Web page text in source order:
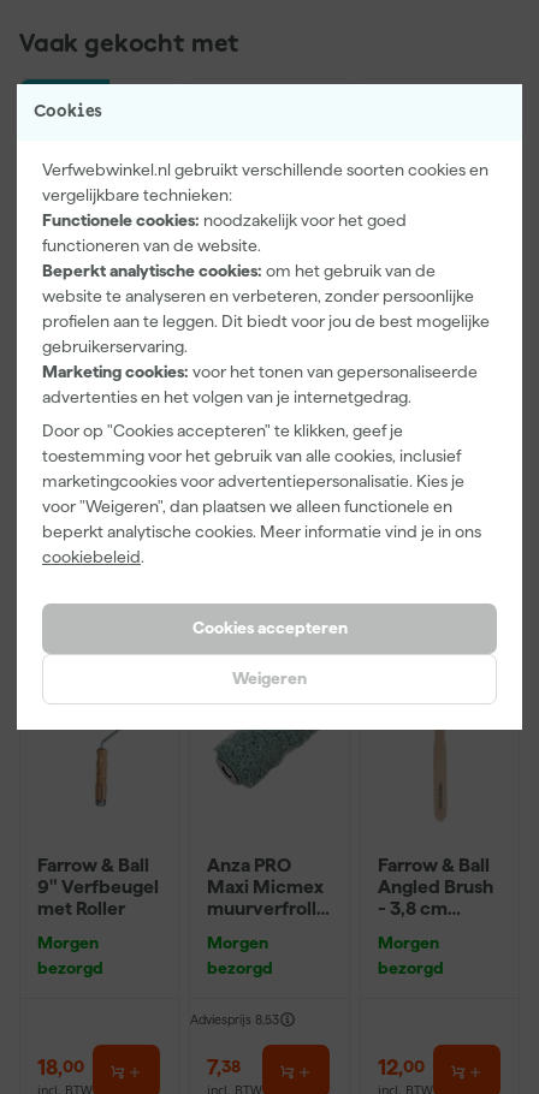
Cookies
Verfwebwinkel.nl gebruikt verschillende soorten cookies en
vergelijkbare technieken:
Functionele cookies: noodzakelijk voor het goed
functioneren van de website.
Beperkt analytische cookies: om het gebruik van de
website te analyseren en verbeteren, zonder persoonlijke
profielen aan te leggen. Dit biedt voor jou de best mogelijke
gebruikerservaring.
Marketing cookies: voor het tonen van gepersonaliseerde
advertenties en het volgen van je internetgedrag.
Door op "Cookies accepteren" te klikken, geef je
toestemming voor het gebruik van alle cookies, inclusief
marketingcookies voor advertentiepersonalisatie. Kies je
voor "Weigeren", dan plaatsen we alleen functionele en
beperkt analytische cookies. Meer informatie vind je in ons
cookiebeleid.
Cookies accepteren
Weigeren
& Ball Muurverf lime wash is jouw go-to voor een opvallend en
duurzaam resultaat.
Vaak gekocht met
Kip Tape
3308-24
Washi Tec
Schilderstape
Gold - 24mm
x 50m
bezorgd
6,50
incl. BTW
F&B
Kleurenwaaie
r
bezorgd
22,00
Schuurblok
100X70X25m
m Sk 500
P220
bezorgd
1 ,39
Farrow & Ball
9" Verfbeugel
met Roller
Morgen
bezorgd
18,00
Anza PRO
Maxi Micmex
muurverfrolle
Morgen
bezorgd
Adviesprijs 8,53
7,38
Farrow & Ball
Angled Brush
- 3,8 cm
Morgen
bezorgd
12,00